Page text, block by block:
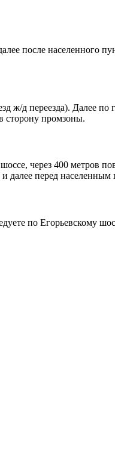
после
д переезда). Далее
сторону промзоны.
через 400 метров
далее перед
по Егорьевскому